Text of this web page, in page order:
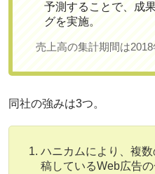
予測することで、成
グを実施。
売上高の集計期間は2018
同社の強みは3つ。
ハニカムにより、複
稿しているWeb広告の